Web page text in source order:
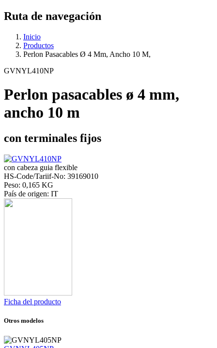
Ruta de navegación
Inicio
Productos
Perlon Pasacables Ø 4 Mm, Ancho 10 M,
GVNYL410NP
Perlon pasacables ø 4 mm,
ancho 10 m
con terminales fijos
con cabeza guia flexible
HS-Code/Tariif-No: 39169010
Peso: 0,165 KG
País de origen: IT
Ficha del producto
Otros modelos